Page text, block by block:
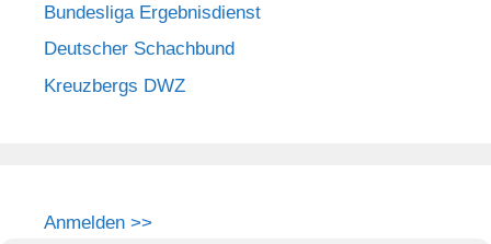
Bundesliga Ergebnisdienst
Deutscher Schachbund
Kreuzbergs DWZ
Anmelden >>